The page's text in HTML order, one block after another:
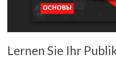
Lernen Sie Ihr